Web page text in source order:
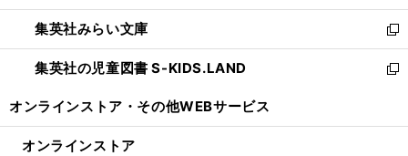
開
く
ウ
で
開
く
ン
ド
ウ
で
ウ
ィ
ン
ド
開
集英社みらい文庫
新
し
い
ン
集英社の児童図書 S-KIDS.LAND
新
ウ
オンラインストア・ その他WEBサービス
オンラインストア